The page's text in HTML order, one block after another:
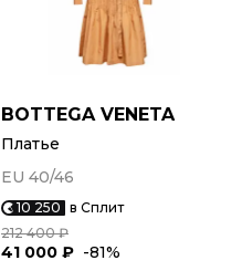
BOTTEGA VENETA
Платье
EU 40/46
10 250 в Сплит
212 400 ₽
41 000 ₽ -81%